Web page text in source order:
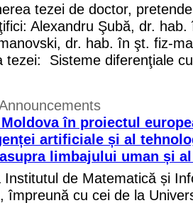
tezei de doctor,
Alexandru Şubă, dr.
dr. hab. în şt. fiz-
tezei: Sisteme diferenţiale
în proiectul
artificiale și al
limbajului uman și
Institutul de Matematică și
împreună cu cei de la